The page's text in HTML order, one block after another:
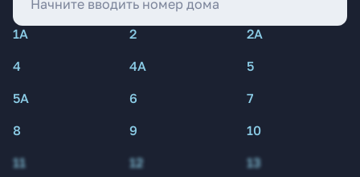
1А 2
2А
4
4А
5
5А
6
7
8
9
10
11
12 13